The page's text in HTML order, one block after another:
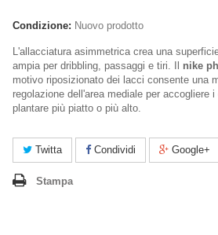
Condizione: Nuovo prodotto
L'allacciatura asimmetrica crea una
ampia per dribbling, passaggi e tiri. Il nike
motivo riposizionato dei lacci consente una
regolazione dell'area mediale per accogliere
plantare più piatto o più alto.
Twitta Condividi Google+
Stampa